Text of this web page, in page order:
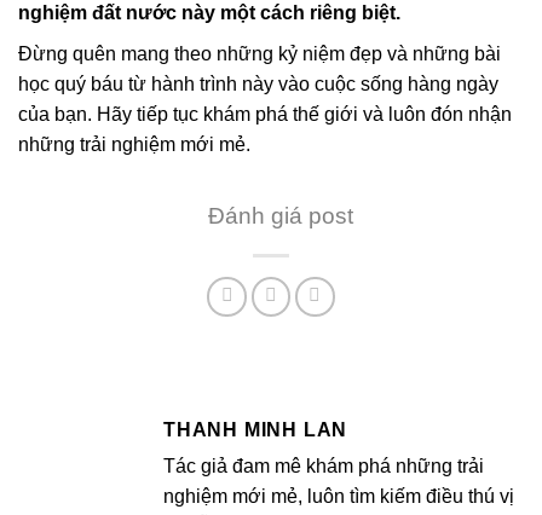
nghiệm đất nước này một cách riêng biệt.
Đừng quên mang theo những kỷ niệm đẹp và những bài
học quý báu từ hành trình này vào cuộc sống hàng ngày
của bạn. Hãy tiếp tục khám phá thế giới và luôn đón nhận
những trải nghiệm mới mẻ.
Đánh giá post
THANH MINH LAN
Tác giả đam mê khám phá những trải
nghiệm mới mẻ, luôn tìm kiếm điều thú vị